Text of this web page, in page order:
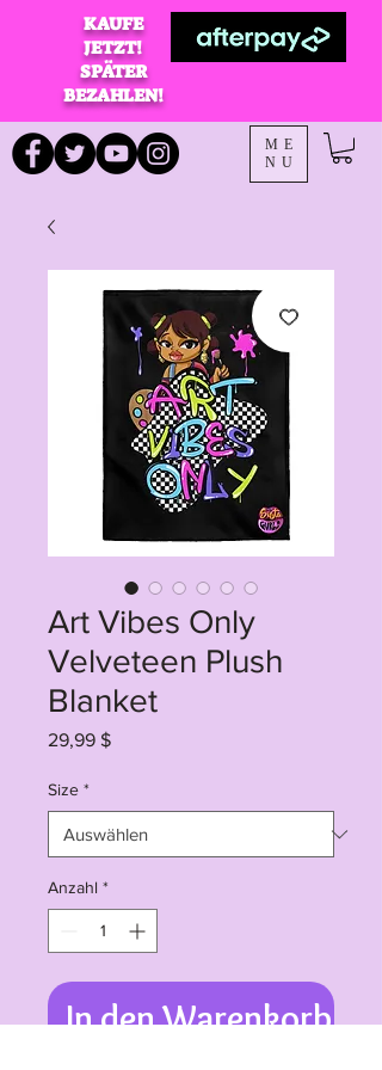
KAUFE
JETZT!
SPÄTER
BEZAHLEN!
ME
NU
Art Vibes Only
Velveteen Plush
Blanket
29,99 $Preis
Size *
Anzahl *
In den Warenkorb